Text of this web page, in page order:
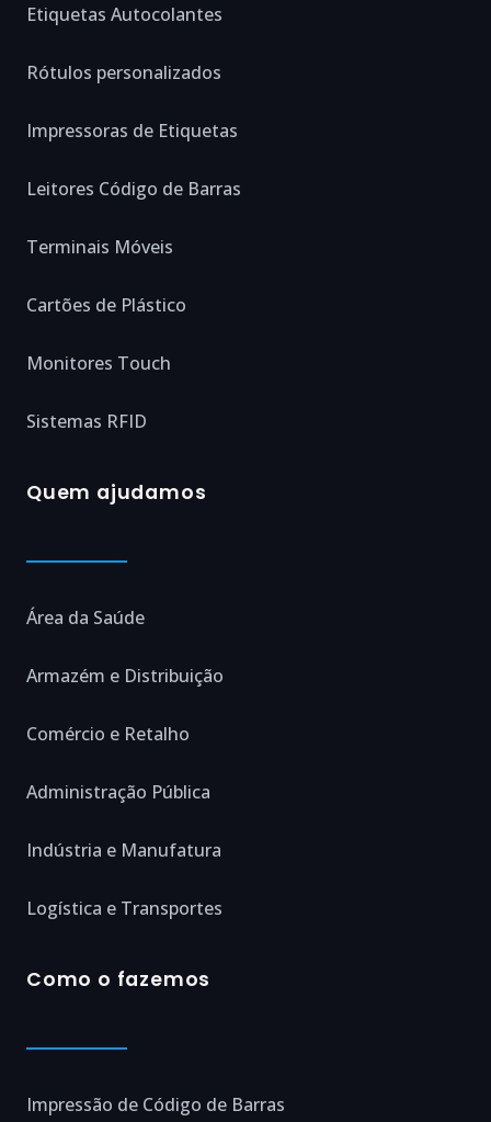
Etiquetas Autocolantes
Rótulos personalizados
Impressoras de Etiquetas
Leitores Código de Barras
Terminais Móveis
Cartões de Plástico
Monitores Touch
Sistemas RFID
Quem ajudamos
Área da Saúde
Armazém e Distribuição
Comércio e Retalho
Administração Pública
Indústria e Manufatura
Logística e Transportes
Como o fazemos
Impressão de Código de Barras